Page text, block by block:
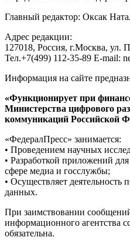
Главный редактор: Оксак
Адрес редакции:
127018, Россия, г.Москва, ул.
Тел.+7(499) 112-35-89 E-mail:
Информация на сайте
«Функционирует при
Министерства цифрового
коммуникаций Российской
«ФедералПресс» занимается:
• Проведением научных
• Разработкой приложений
сфере медиа и госслужбы;
• Осуществляет деятельность
данных.
При заимствовании
информационного агентства
обязательна.